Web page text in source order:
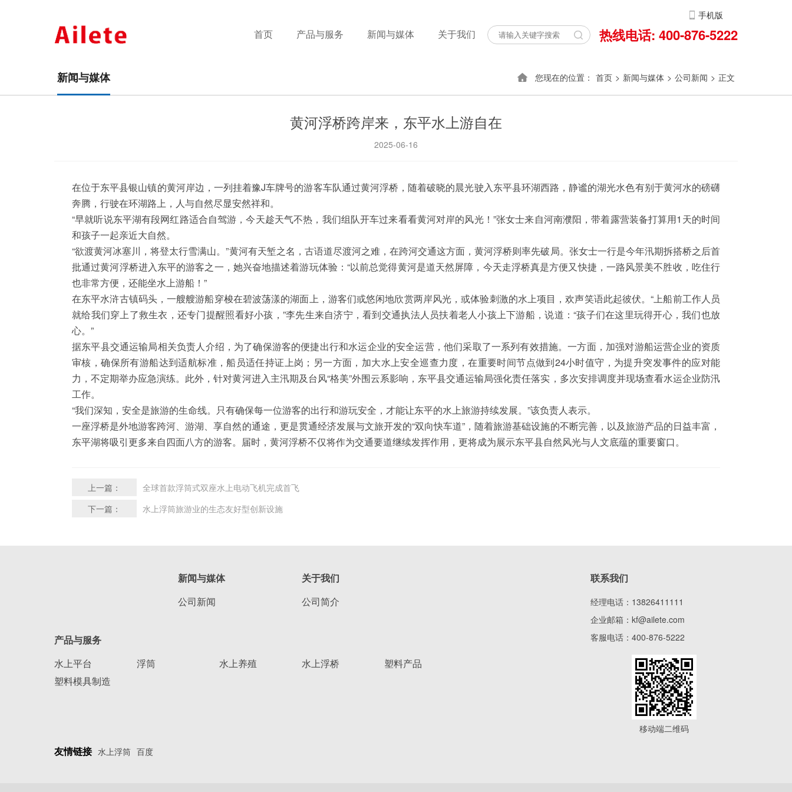
热线电话: 400-876-5222
首页 产品与服务 新闻与媒体 关于我们
手机版
新闻与媒体 您现在的位置： 首页 > 新闻与媒体 > 公司新闻 > 正文
黄河浮桥跨岸来，东平水上游自在
2025-06-16
在位于东平县银山镇的黄河岸边，一列挂着豫J车牌号的游客车队通过黄河浮桥，随着破晓的晨光驶入东平县环湖西路，静谧的湖光水色有别于黄河水的磅礴
奔腾，行驶在环湖路上，人与自然尽显安然祥和。
“早就听说东平湖有段网红路适合自驾游，今天趁天气不热，我们组队开车过来看看黄河对岸的风光！”张女士来自河南濮阳，带着露营装备打算用1天的时间
和孩子一起亲近大自然。
“欲渡黄河冰塞川，将登太行雪满山。”黄河有天堑之名，古语道尽渡河之难，在跨河交通这方面，黄河浮桥则率先破局。张女士一行是今年汛期拆搭桥之后首
批通过黄河浮桥进入东平的游客之一，她兴奋地描述着游玩体验：“以前总觉得黄河是道天然屏障，今天走浮桥真是方便又快捷，一路风景美不胜收，吃住行
也非常方便，还能坐水上游船！”
在东平水浒古镇码头，一艘艘游船穿梭在碧波荡漾的湖面上，游客们或悠闲地欣赏两岸风光，或体验刺激的水上项目，欢声笑语此起彼伏。“上船前工作人员
就给我们穿上了救生衣，还专门提醒照看好小孩，”李先生来自济宁，看到交通执法人员扶着老人小孩上下游船，说道：“孩子们在这里玩得开心，我们也放
心。”
据东平县交通运输局相关负责人介绍，为了确保游客的便捷出行和水运企业的安全运营，他们采取了一系列有效措施。一方面，加强对游船运营企业的资质
审核，确保所有游船达到适航标准，船员适任持证上岗；另一方面，加大水上安全巡查力度，在重要时间节点做到24小时值守，为提升突发事件的应对能
力，不定期举办应急演练。此外，针对黄河进入主汛期及台风“格美”外围云系影响，东平县交通运输局强化责任落实，多次安排调度并现场查看水运企业防汛
工作。
“我们深知，安全是旅游的生命线。只有确保每一位游客的出行和游玩安全，才能让东平的水上旅游持续发展。”该负责人表示。
一座浮桥是外地游客跨河、游湖、享自然的通途，更是贯通经济发展与文旅开发的“双向快车道”，随着旅游基础设施的不断完善，以及旅游产品的日益丰富，
东平湖将吸引更多来自四面八方的游客。届时，黄河浮桥不仅将作为交通要道继续发挥作用，更将成为展示东平县自然风光与人文底蕴的重要窗口。
上一篇：
全球首款浮筒式双座水上电动飞机完成首飞
下一篇：
水上浮筒旅游业的生态友好型创新设施
新闻与媒体
公司新闻
关于我们
公司简介
产品与服务
水上平台
浮筒 水上养殖 水上浮桥
塑料产品
塑料模具制造
联系我们
经理电话： 13826411111
企业邮箱： kf@ailete.com
客服电话： 400-876-5222
移动端二维码
友情链接 水上浮筒 百度